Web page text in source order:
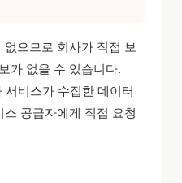
으므로 회사가 직접 보
가 없을 수 있습니다.
비스가 수집한 데이터
공급자에게 직접 요청